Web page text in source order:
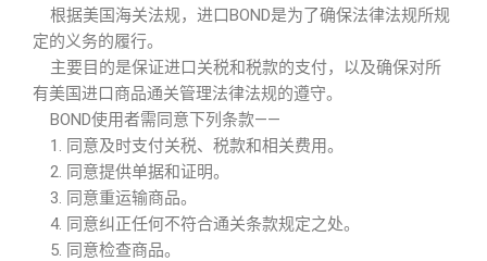
根据美国海关法规，进口BOND是为了确保法律法规所规
定的义务的履行。
主要目的是保证进口关税和税款的支付，以及确保对所
有美国进口商品通关管理法律法规的遵守。
BOND使用者需同意下列条款——
1. 同意及时支付关税、税款和相关费用。
2. 同意提供单据和证明。
3. 同意重运输商品。
4. 同意纠正任何不符合通关条款规定之处。
5. 同意检查商品。